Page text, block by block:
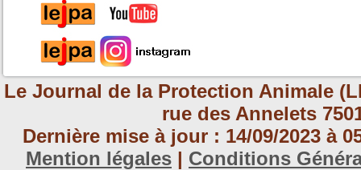
Le Journal de la Protection Animale
rue des Annelets
Dernière mise à jour : 14/09/2023 à
Mention légales | Conditions